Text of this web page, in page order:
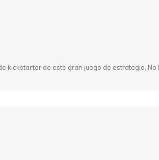
kickstarter de este gran juego de estrategia. No